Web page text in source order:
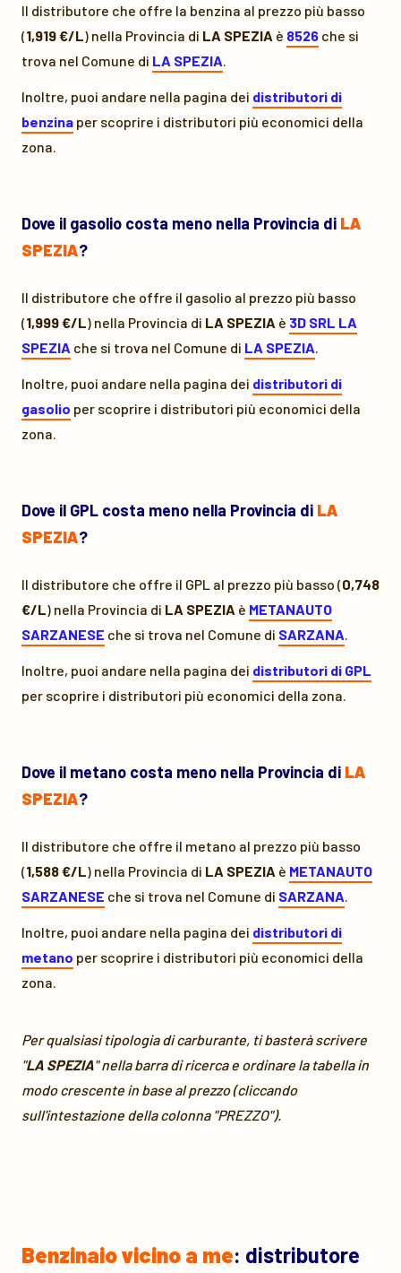
Il distributore che offre la benzina al prezzo più basso
(1,919 €/L) nella Provincia di LA SPEZIA è 8526 che si
trova nel Comune di LA SPEZIA.
Inoltre, puoi andare nella pagina dei distributori di
benzina per scoprire i distributori più economici della
zona.
Dove il gasolio costa meno nella Provincia di LA
SPEZIA?
Il distributore che offre il gasolio al prezzo più basso
(1,999 €/L) nella Provincia di LA SPEZIA è 3D SRL LA
SPEZIA che si trova nel Comune di LA SPEZIA.
Inoltre, puoi andare nella pagina dei distributori di
gasolio per scoprire i distributori più economici della
zona.
Dove il GPL costa meno nella Provincia di LA
SPEZIA?
Il distributore che offre il GPL al prezzo più basso (0,748
€/L) nella Provincia di LA SPEZIA è METANAUTO
SARZANESE che si trova nel Comune di SARZANA.
Inoltre, puoi andare nella pagina dei distributori di GPL
per scoprire i distributori più economici della zona.
Dove il metano costa meno nella Provincia di LA
SPEZIA?
Il distributore che offre il metano al prezzo più basso
(1,588 €/L) nella Provincia di LA SPEZIA è METANAUTO
SARZANESE che si trova nel Comune di SARZANA.
Inoltre, puoi andare nella pagina dei distributori di
metano per scoprire i distributori più economici della
zona.
Per qualsiasi tipologia di carburante, ti basterà scrivere
"LA SPEZIA" nella barra di ricerca e ordinare la tabella in
modo crescente in base al prezzo (cliccando
sull'intestazione della colonna "PREZZO").
Benzinaio vicino a me: distributore